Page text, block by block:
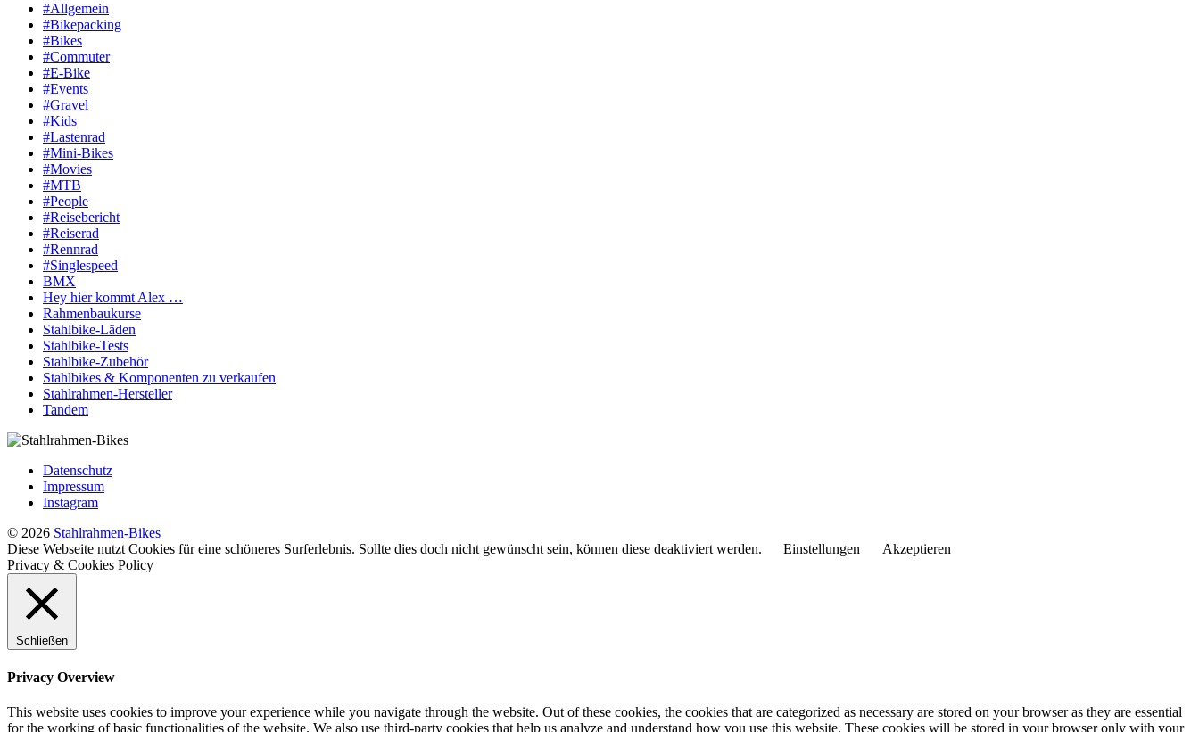
#Allgemein
#Bikepacking
#Bikes
#Commuter
#E-Bike
#Events
#Gravel
#Kids
#Lastenrad
#Mini-Bikes
#Movies
#MTB
#People
#Reisebericht
#Reiserad
#Rennrad
#Singlespeed
BMX
Hey hier kommt Alex …
Rahmenbaukurse
Stahlbike-Läden
Stahlbike-Tests
Stahlbike-Zubehör
Stahlbikes & Komponenten zu verkaufen
Stahlrahmen-Hersteller
Tandem
Datenschutz
Impressum
Instagram
© 2026 Stahlrahmen-Bikes
Diese Webseite nutzt Cookies für eine schöneres Surferlebnis. Sollte dies doch nicht gewünscht sein, können diese deaktiviert werden.
Einstellungen
Akzeptieren
Privacy & Cookies Policy
Schließen
Privacy Overview
This website uses cookies to improve your experience while you navigate through the website. Out of these cookies, the cookies that are categorized as necessary are stored on your browser as they are essential
for the working of basic functionalities of the website. We also use third-party cookies that help us analyze and understand how you use this website. These cookies will be stored in your browser only with your